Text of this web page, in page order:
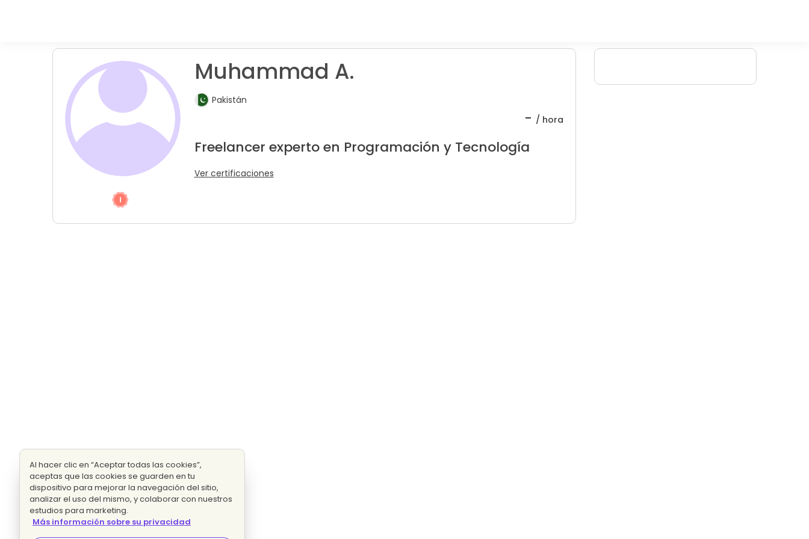
Muhammad A.
Pakistán
- / hora
Freelancer experto en Programación y Tecnología
Ver certificaciones
Al hacer clic en “Aceptar todas las cookies”,
aceptas que las cookies se guarden en tu
dispositivo para mejorar la navegación del sitio,
analizar el uso del mismo, y colaborar con nuestros
estudios para marketing.
Más información sobre su privacidad